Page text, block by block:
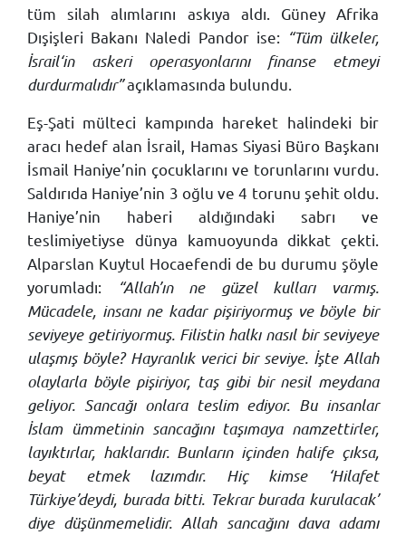
tüm silah alımlarını askıya aldı. Güney Afrika
Dışişleri Bakanı Naledi Pandor ise: “Tüm ülkeler,
İsrail‘in askeri operasyonlarını finanse etmeyi
durdurmalıdır”açıklamasında bulundu.
Eş-Şati mülteci kampında hareket halindeki bir
aracı hedef alan İsrail, Hamas Siyasi Büro Başkanı
İsmail Haniye’nin çocuklarını ve torunlarını vurdu.
Saldırıda Haniye’nin 3 oğlu ve 4 torunu şehit oldu.
Haniye’nin haberi aldığındaki sabrı ve
teslimiyetiyse dünya kamuoyunda dikkat çekti.
Alparslan Kuytul Hocaefendi de bu durumu şöyle
yorumladı:
“Allah’ın ne güzel kulları varmış.
Mücadele, insanı ne kadar pişiriyormuş ve böyle bir
seviyeye getiriyormuş. Filistin halkı nasıl bir seviyeye
ulaşmış böyle? Hayranlık verici bir seviye. İşte Allah
olaylarla böyle pişiriyor, taş gibi bir nesil meydana
geliyor. Sancağı onlara teslim ediyor. Bu insanlar
İslam ümmetinin sancağını taşımaya namzettirler,
layıktırlar, haklarıdır. Bunların içinden halife çıksa,
beyat etmek lazımdır. Hiç kimse ‘Hilafet
Türkiye’deydi, burada bitti. Tekrar burada kurulacak’
diye düşünmemelidir. Allah sancağını dava adamı